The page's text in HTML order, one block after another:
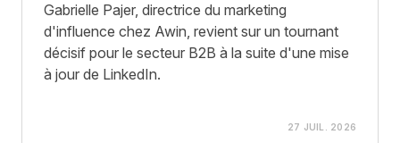
Gabrielle Pajer, directrice du marketing
d'influence chez Awin, revient sur un tournant
décisif pour le secteur B2B à la suite d'une mise
à jour de LinkedIn.
27 JUIL. 2026